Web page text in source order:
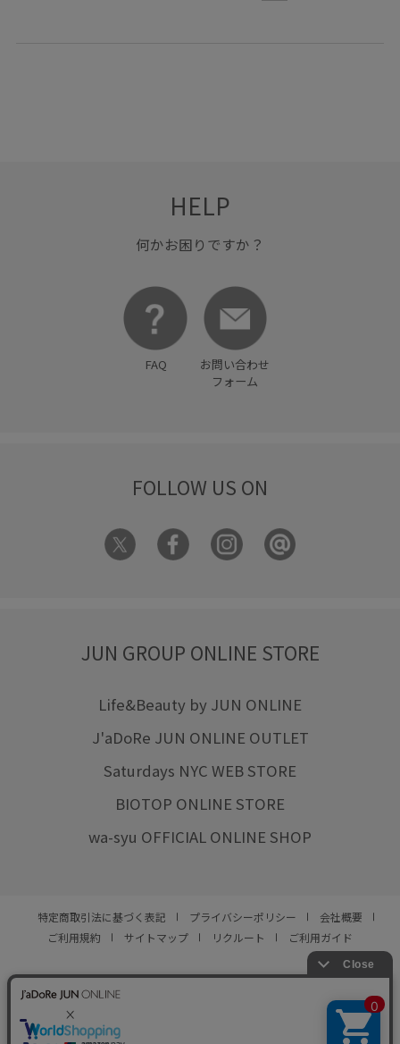
HELP
何かお困りですか？
FAQ
お問い合わせ
フォーム
FOLLOW US ON
JUN GROUP ONLINE STORE
Life&Beauty by JUN ONLINE
J'aDoRe JUN ONLINE OUTLET
Saturdays NYC WEB STORE
BIOTOP ONLINE STORE
wa-syu OFFICIAL ONLINE SHOP
特定商取引法に基づく表記 プライバシーポリシー
会社概要
ご利用規約
サイトマップ リクルート ご利用ガイド
© JUN CO.,LTD. ALL RIGHTS RESERVED.